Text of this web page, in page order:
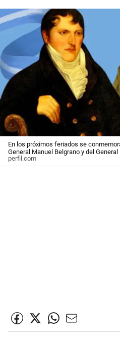
En los próximos feriados se
General Manuel Belgrano y del
perfil.com